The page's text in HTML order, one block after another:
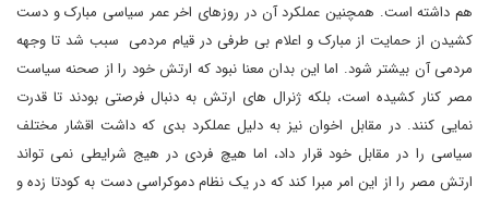
هم داشته است. همچنین عملکرد آن در روزهای اخر عمر سیاسی مبارک و دست
کشیدن از حمایت از مبارک و اعلام بی طرفی در قیام مردمی سبب شد تا وجهه
مردمی آن بیشتر شود. اما این بدان معنا نبود که ارتش خود را از صحنه سیاست
مصر کنار کشیده است، بلکه ژنرال های ارتش به دنبال فرصتی بودند تا قدرت
نمایی کنند. در مقابل اخوان نیز به دلیل عملکرد بدی که داشت اقشار مختلف
سیاسی را در مقابل خود قرار داد، اما هیچ فردی در هیج شرایطی نمی تواند
ارتش مصر را از این امر مبرا کند که در یک نظام دموکراسی دست به کودتا زده و